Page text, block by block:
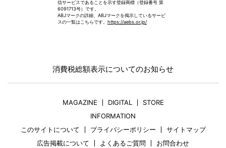
信サービスであることを示す登録商標（登録番号 第
6091713号）です。
ABJマークの詳細、ABJマークを掲示しているサービ
スの一覧はこちらです。 https://aebs.or.jp/
消費税総額表示についてのお知らせ
MAGAZINE DIGITAL
STORE
INFORMATION
このサイトについて
プライバシーポリシー
サイトマップ
広告掲載について
よくあるご質問
お問合わせ